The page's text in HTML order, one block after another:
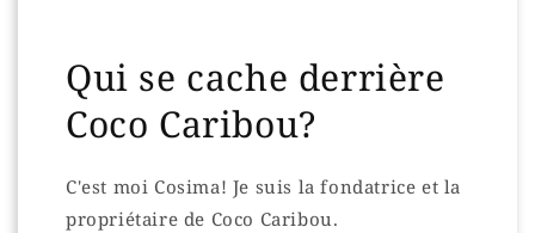
Qui se cache derrière
Coco Caribou?
C'est moi Cosima! Je suis la fondatrice et la
propriétaire de Coco Caribou.